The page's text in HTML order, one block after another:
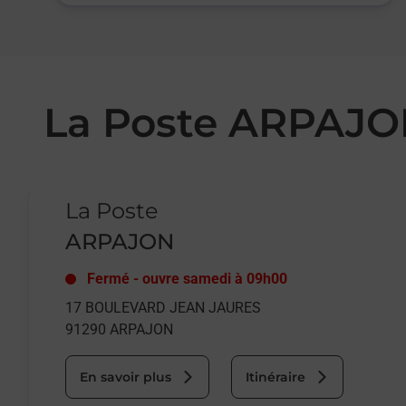
La Poste
La Poste
ARPAJON
Fermé - ouvre samedi à 09h00
17 BOULEVARD JEAN JAURES
91290 ARPAJON
En savoir plus Itinéraire